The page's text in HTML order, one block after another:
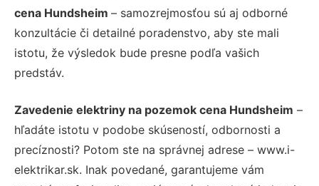
cena Hundsheim – samozrejmosťou sú aj odborné
konzultácie či detailné poradenstvo, aby ste mali
istotu, že výsledok bude presne podľa vašich
predstáv.
Zavedenie elektriny na pozemok cena Hundsheim –
hľadáte istotu v podobe skúseností, odbornosti a
precíznosti? Potom ste na správnej adrese – www.i-
elektrikar.sk. Inak povedané, garantujeme vám